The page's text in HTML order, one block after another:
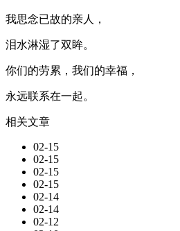
我思念已故的亲人，
泪水淋湿了双眸。
你们的劳累，我们的幸福，
永远联系在一起。
相关文章
02-15
02-15
02-15
02-15
02-14
02-14
02-12